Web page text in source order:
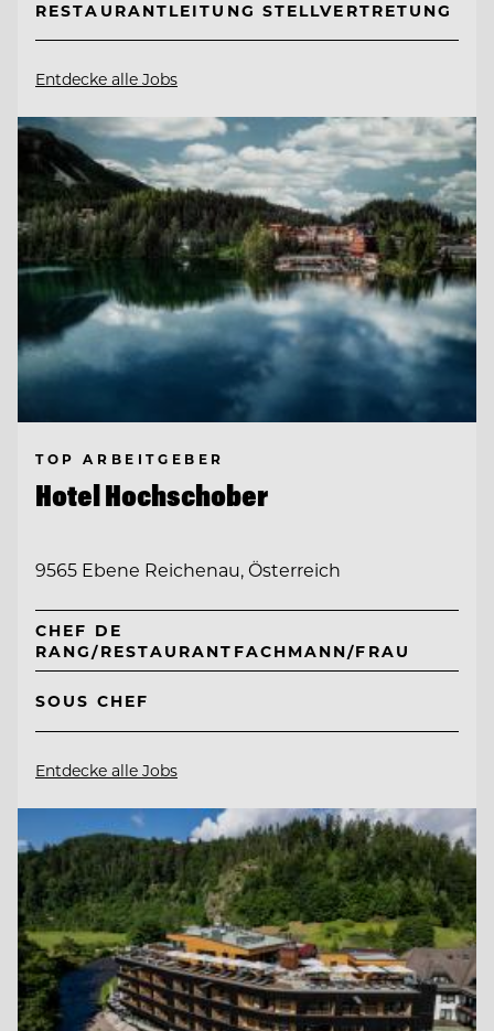
RESTAURANTLEITUNG STELLVERTRETUNG
Entdecke alle Jobs
TOP ARBEITGEBER
Hotel Hochschober
9565 Ebene Reichenau, Österreich
CHEF DE
RANG/RESTAURANTFACHMANN/FRAU
SOUS CHEF
Entdecke alle Jobs